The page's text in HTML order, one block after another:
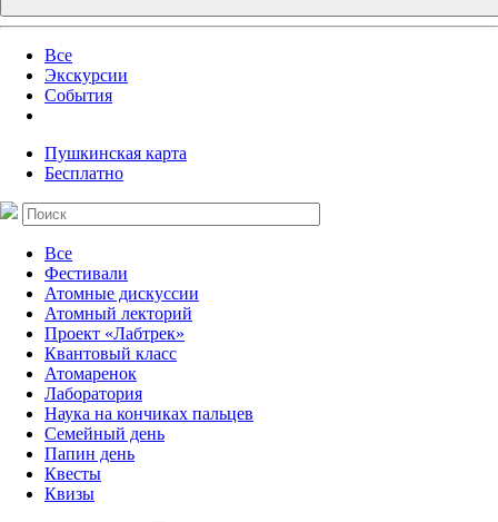
Все
Экскурсии
События
Пушкинская карта
Бесплатно
Все
Фестивали
Атомные дискуссии
Атомный лекторий
Проект «Лабтрек»
Квантовый класс
Атомаренок
Лаборатория
Наука на кончиках пальцев
Семейный день
Папин день
Квесты
Квизы